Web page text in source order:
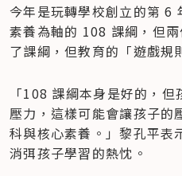
今年是玩轉學校創立的第 6
素養為軸的 108 課綱，但
了課綱，但教育的「遊戲規
「108 課綱本身是好的，
壓力，這樣可能會讓孩子的
科與核心素養。」黎孔平表
消弭孩子學習的熱忱。